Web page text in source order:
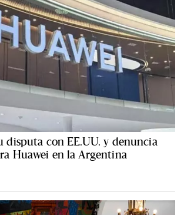
disputa con EE.UU. y denuncia
Huawei en la Argentina